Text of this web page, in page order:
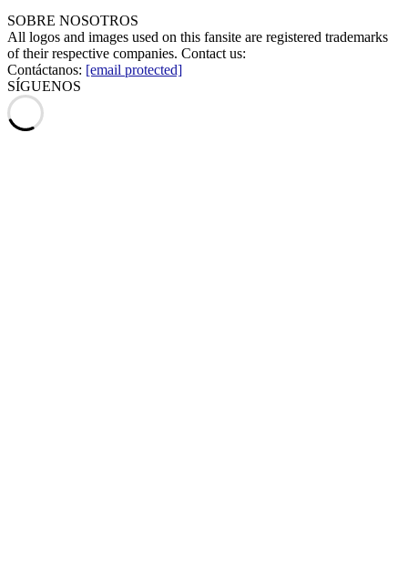
SOBRE NOSOTROS
All logos and images used on this fansite are registered trademarks
of their respective companies. Contact us:
Contáctanos: [email protected]
SÍGUENOS